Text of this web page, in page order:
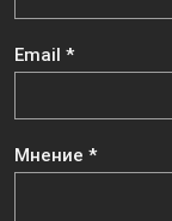
Мнение *
Email *